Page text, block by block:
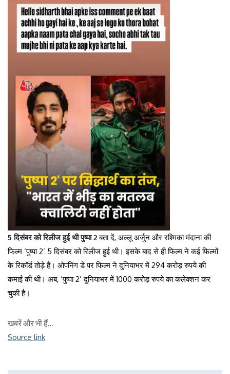
5 दिसंबर को रिलीज हुई थी पुष्पा 2बता दें, अल्लू अर्जुन और रश्मिका मंदाना की
फिल्म ‘पुष्पा 2’ 5 दिसंबर को रिलीज हुई थी। इसके बाद से ही फिल्म ने कई फिल्मों
के रिकॉर्ड तोड़े हैं। ओपनिंग डे पर फिल्म ने दुनियाभर में 294 करोड़ रुपये की
कमाई की थी। अब, ‘पुष्पा 2’ दुनियाभर में 1000 करोड़ रुपये का कलेक्शन कर
चुकी है।
खबरें और भी हैं…
Source link